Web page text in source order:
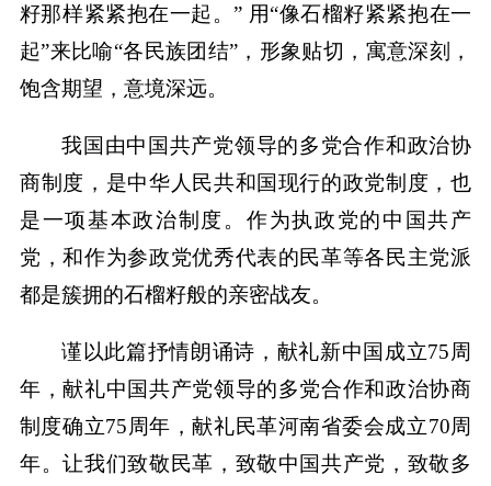
籽那样紧紧抱在一起。” 用“像石榴籽紧紧抱在一
起”来比喻“各民族团结”，形象贴切，寓意深刻，
饱含期望，意境深远。
我国由中国共产党领导的多党合作和政治协
商制度，是中华人民共和国现行的政党制度，也
是一项基本政治制度。作为执政党的中国共产
党，和作为参政党优秀代表的民革等各民主党派
都是簇拥的石榴籽般的亲密战友。
谨以此篇抒情朗诵诗，献礼新中国成立75周
年，献礼中国共产党领导的多党合作和政治协商
制度确立75周年，献礼民革河南省委会成立70周
年。让我们致敬民革，致敬中国共产党，致敬多